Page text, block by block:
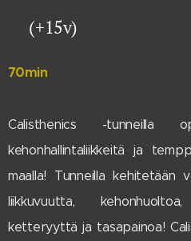
(+15v)
70min
Calisthenics -tunneilla
kehonhallintaliikkeitä ja
maalla! Tunneilla kehitetään
liikkuvuutta,
ketteryyttä ja tasapainoa!